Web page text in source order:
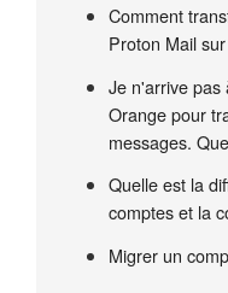
Comment
Proton Mail
Je n'arrive pas
Orange pour
messages.
Quelle est la
comptes et la
Migrer un